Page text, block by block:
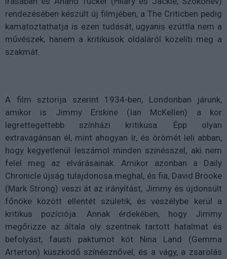
rendezésében készült új filmjében, a The Criticben pedig
kamatoztathatja is ezen tudását, ugyanis ezúttla nem a
művészek, hanem a kritikusok oldaláról közelíti meg a
szakmát.
A film sztorija szerint 1934-ben, Londonban járunk,
amikor is Jimmy Erskine (Ian McKellen) a kor
legrettegettebb színházi kritikusa. Épp olyan
extravagánsan él, mint ahogyan ír, és örömét leli abban,
hogy kegyetlenül leszámol minden színésszel, aki nem
felel meg az elvárásainak. Amikor azonban a Daily
Chronicle újság tulajdonosa meghal, és fia, David Brooke
(Mark Strong) veszi át az irányítást, Jimmy és újdonsült
főnöke között ellentét születik, és veszélybe kerül a
kritikus pozíciója. Annak érdekében, hogy Jimmy
megőrizze az általa oly szentnek tartott hatalmat és
befolyást, fausti paktumot köt Nina Land (Gemma
Arterton) küszködő színésznővel, és a vágy, a zsarolás